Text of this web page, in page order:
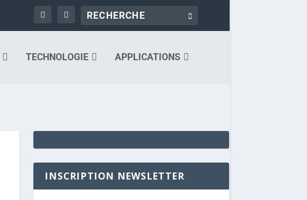
TECHNOLOGIE APPLICATIONS
INSCRIPTION NEWSLETTER